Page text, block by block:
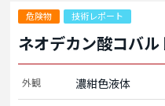
危険物 技術レポート
ネオデカン酸コバル
外観 濃紺色液体